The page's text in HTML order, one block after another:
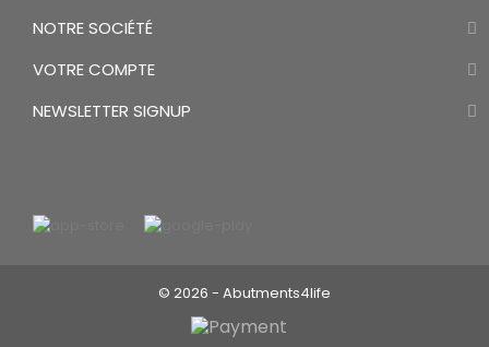
NOTRE SOCIÉTÉ
VOTRE COMPTE
NEWSLETTER SIGNUP
© 2026 - Abutments4life